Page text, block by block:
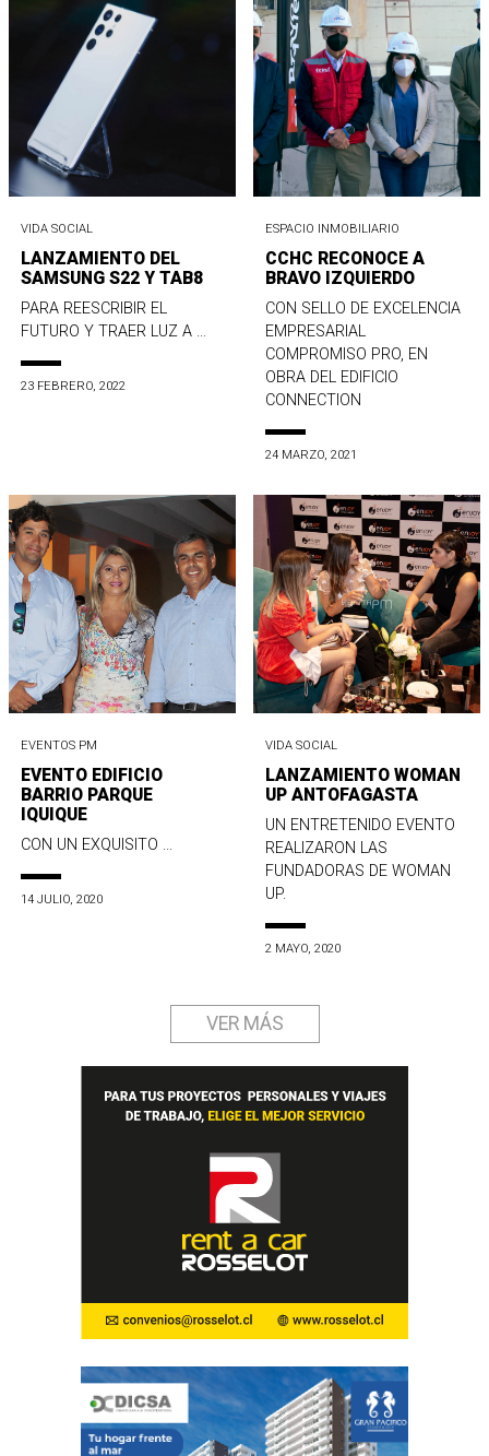
VIDA SOCIAL
LANZAMIENTO DEL
SAMSUNG S22 Y TAB8
PARA REESCRIBIR EL
FUTURO Y TRAER LUZ A ...
23 FEBRERO, 2022
ESPACIO INMOBILIARIO
CCHC RECONOCE A
BRAVO IZQUIERDO
CON SELLO DE EXCELENCIA
EMPRESARIAL
COMPROMISO PRO, EN
OBRA DEL EDIFICIO
CONNECTION
24 MARZO, 2021
EVENTOS PM
EVENTO EDIFICIO
BARRIO PARQUE
IQUIQUE
CON UN EXQUISITO ...
14 JULIO, 2020
VIDA SOCIAL
LANZAMIENTO WOMAN
UP ANTOFAGASTA
UN ENTRETENIDO EVENTO
REALIZARON LAS
FUNDADORAS DE WOMAN
UP.
2 MAYO, 2020
VER MÁS